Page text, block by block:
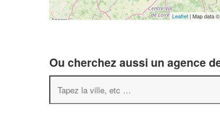
Leaflet | Map data ©
Ou cherchez aussi un agence